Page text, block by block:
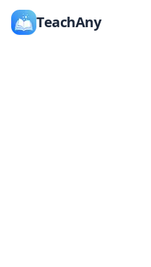
TeachAny